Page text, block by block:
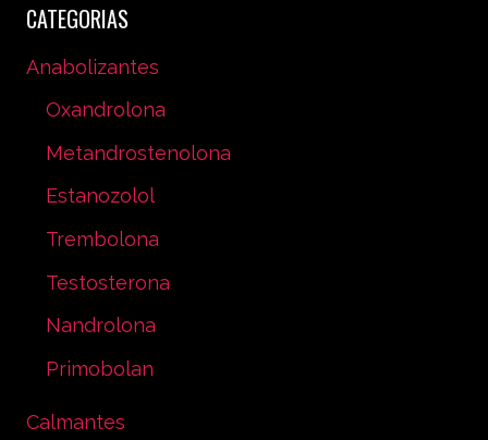
CATEGORIAS
Anabolizantes
Oxandrolona
Metandrostenolona
Estanozolol
Trembolona
Testosterona
Nandrolona
Primobolan
Calmantes